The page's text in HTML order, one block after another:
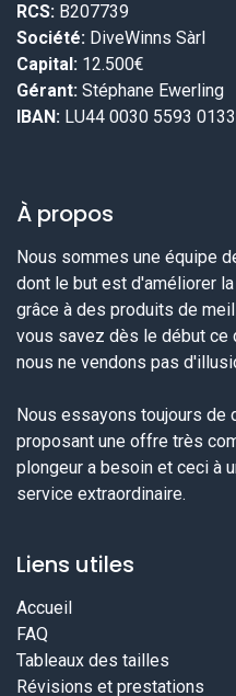
RCS: B207739
Société: DiveWinns Sàrl
Capital: 12.500€
Gérant: Stéphane Ewerling
IBAN: LU44 0030 5593
À propos
Nous sommes une équipe
dont le but est d'améliorer
grâce à des produits de
vous savez dès le début ce
nous ne vendons pas
Nous essayons toujours
proposant une offre très
plongeur a besoin et ceci à
service extraordinaire.
Liens utiles
Accueil
FAQ
Tableaux des tailles
Révisions et prestations